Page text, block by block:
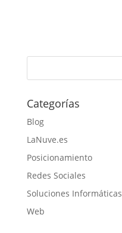
Categorías
Blog
LaNuve.es
Posicionamiento
Redes Sociales
Soluciones Informáticas
Web